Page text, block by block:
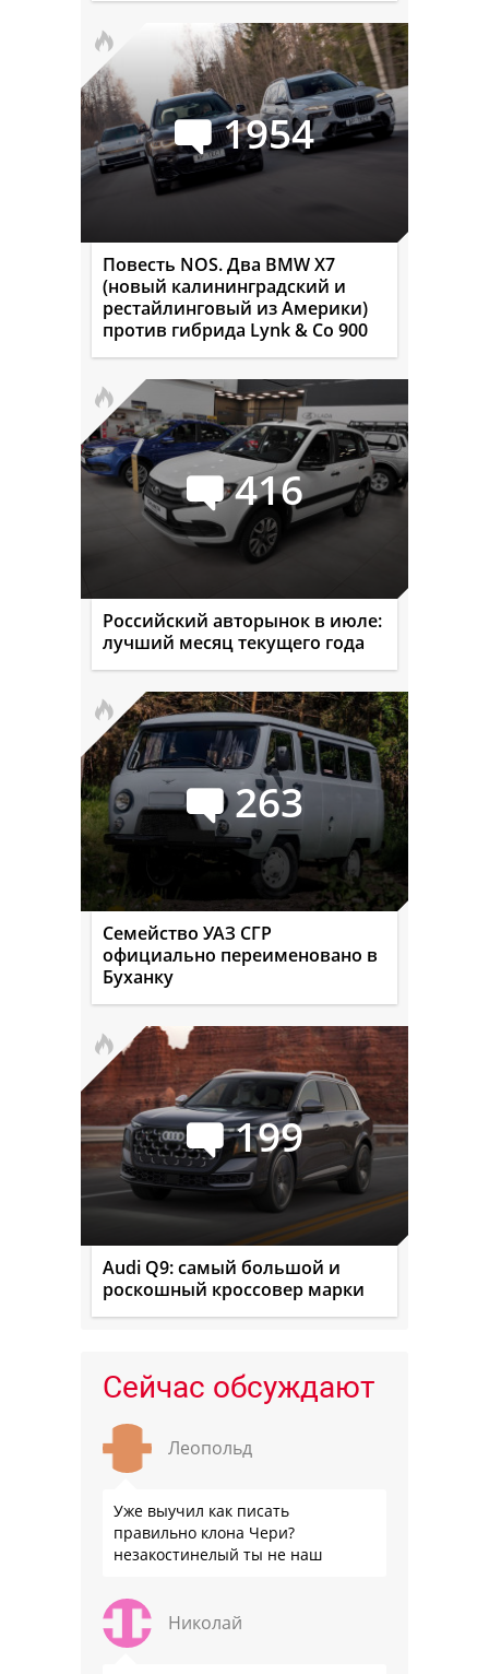
1954
Повесть NOS. Два BMW X7
(новый калининградский и
рестайлинговый из Америки)
против гибрида Lynk & Co 900
416
Российский авторынок в июле:
лучший месяц текущего года
263
Семейство УАЗ СГР
официально переименовано в
Буханку
199
Audi Q9: самый большой и
роскошный кроссовер марки
Сейчас обсуждают
Леопольд
Уже выучил как писать
правильно клона Чери?
незакостинелый ты не наш
Николай